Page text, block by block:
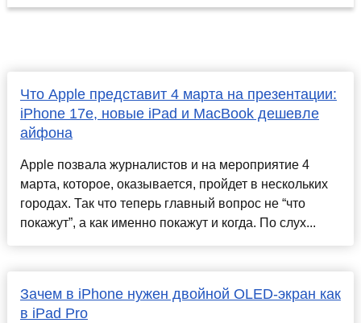
Что Apple представит 4 марта на презентации:
iPhone 17e, новые iPad и MacBook дешевле
айфона
Apple позвала журналистов и на мероприятие 4
марта, которое, оказывается, пройдет в нескольких
городах. Так что теперь главный вопрос не “что
покажут”, а как именно покажут и когда. По слух...
Зачем в iPhone нужен двойной OLED-экран как
в iPad Pro